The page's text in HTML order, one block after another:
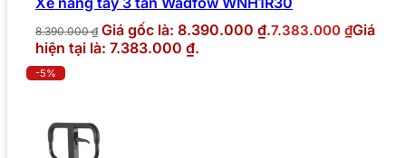
8.390.000₫ Giá gốc là: 8.390.000 ₫.7.383.000 ₫Giá
hiện tại là: 7.383.000 ₫.
-5%